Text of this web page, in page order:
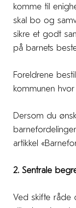
komme til
skal bo og
sikre et godt
på barnets
Foreldrene
kommunen
Dersom du
artikkel
2. Sentrale
Ved skifte råde